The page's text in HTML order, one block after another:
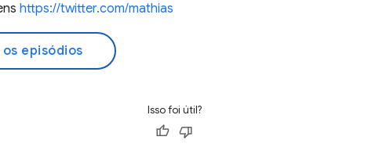
https://twitter.com/mathias​
episódios
Isso foi útil?